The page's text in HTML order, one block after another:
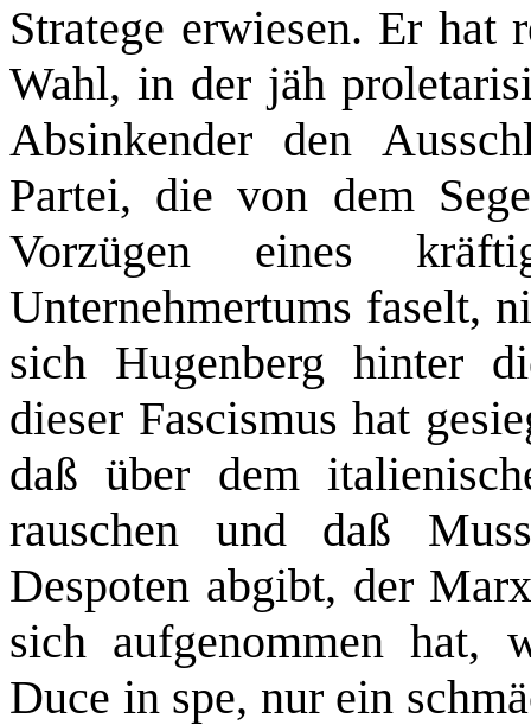
Stratege erwiesen. Er hat
Wahl, in der jäh
Absinkender den
Partei, die von dem
Vorzügen eines
Unternehmertums faselt,
sich Hugenberg hinter
dieser Fascismus hat
daß über dem
rauschen und daß
Despoten abgibt, der
sich aufgenommen hat,
Duce in spe, nur ein